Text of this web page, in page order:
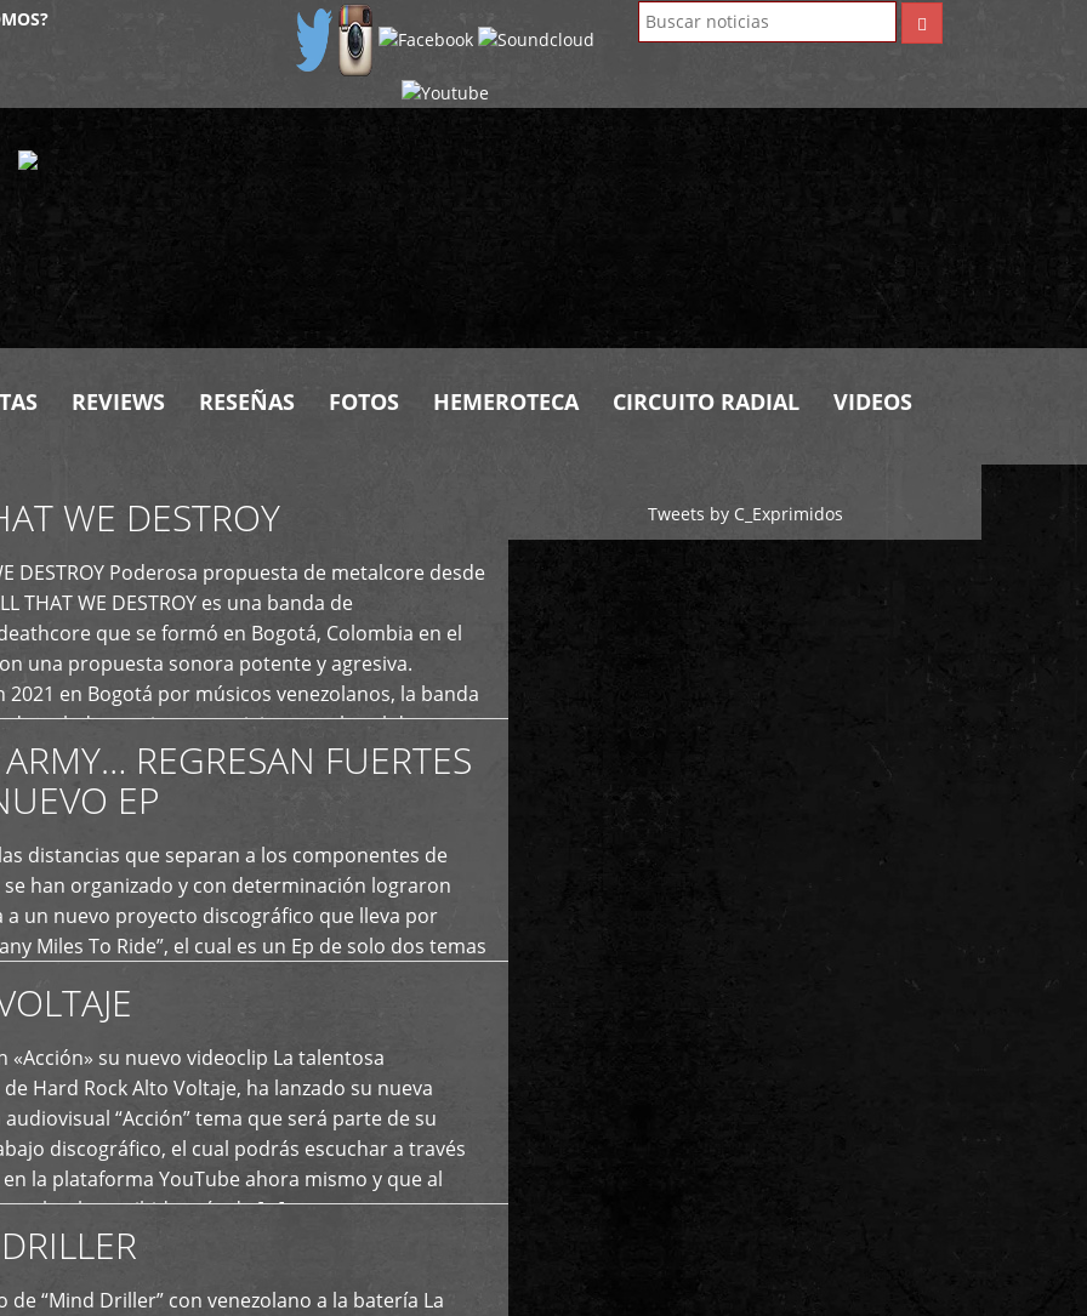
REVIEWS RESEÑAS FOTOS HEMEROTECA CIRCUITO RADIAL VIDEOS
WE DESTROY
DESTROY Poderosa propuesta de metalcore desde
THAT WE DESTROY es una banda de
que se formó en Bogotá, Colombia en el
una propuesta sonora potente y agresiva.
2021 en Bogotá por músicos venezolanos, la banda
demoledores, ritmos vertiginosos y breakdowns
creando […]REGRESAN FUERTES
EP
distancias que separan a los componentes de
se han organizado y con determinación lograron
a un nuevo proyecto discográfico que lleva por
Miles To Ride”, el cual es un Ep de solo dos temas
[…]
«Acción» su nuevo videoclip La talentosa
Hard Rock Alto Voltaje, ha lanzado su nueva
“Acción” tema que será parte de su
discográfico, el cual podrás escuchar a través
la plataforma YouTube ahora mismo y que al
ya ha recibido más de […]
de “Mind Driller” con venezolano a la batería La
Tweets by C_Exprimidos